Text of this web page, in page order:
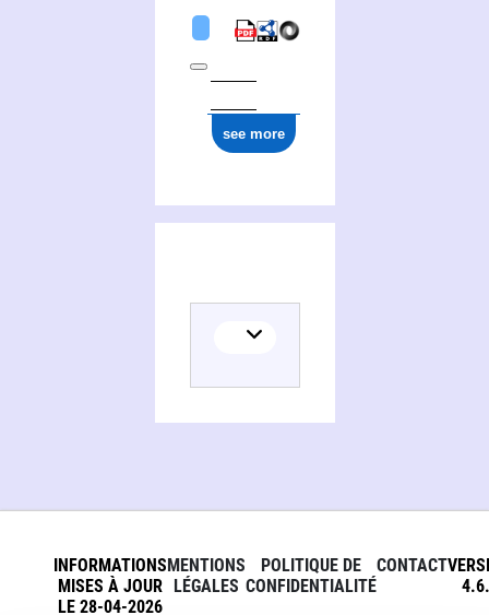
see more
INFORMATIONS
MISES À JOUR
LE 28-04-2026
MENTIONS
LÉGALES
POLITIQUE DE
CONFIDENTIALITÉ
CONTACT